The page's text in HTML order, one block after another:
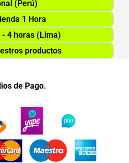
(Perú)
1 Hora
4 horas (Lima)
productos
de Pago.